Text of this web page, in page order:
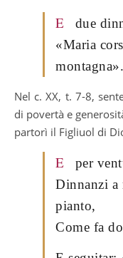
E
due
«Maria
montagna».
Nel c. XX, t. 7-8,
di povertà e
partorì il Figliuol di
E
per
Dinnanzi a
pianto,
Come fa